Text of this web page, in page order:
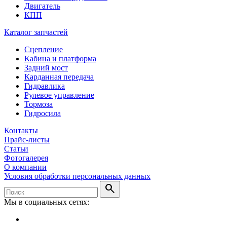
Двигатель
КПП
Каталог запчастей
Сцепление
Кабина и платформа
Задний мост
Карданная передача
Гидравлика
Рулевое управление
Тормоза
Гидросила
Контакты
Прайс-листы
Статьи
Фотогалерея
О компании
Условия обработки персональных данных
search
Мы в социальных сетях: